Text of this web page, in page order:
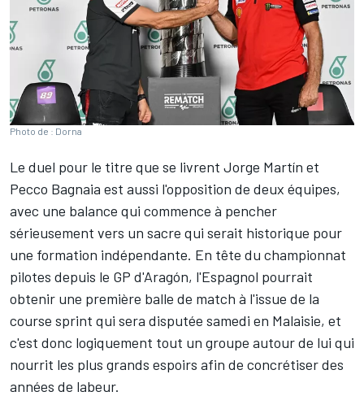
Photo de : Dorna
Le duel pour le titre que se livrent Jorge Martín et
Pecco Bagnaia est aussi l'opposition de deux équipes,
avec une balance qui commence à pencher
sérieusement vers un sacre qui serait historique pour
une formation indépendante. En tête du championnat
pilotes depuis le GP d'Aragón, l'Espagnol pourrait
obtenir une première balle de match à l'issue de la
course sprint qui sera disputée samedi en Malaisie, et
c'est donc logiquement tout un groupe autour de lui qui
nourrit les plus grands espoirs afin de concrétiser des
années de labeur.